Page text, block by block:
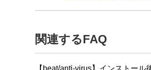
関連するFAQ